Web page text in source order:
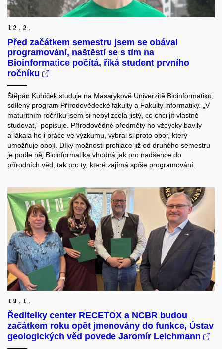
12. 2.
Před začátkem semestru jsem se obával
programování, naštěstí se s tím na
Bioinformatice počítá, říká student prvního
ročníku
Štěpán Kubíček studuje na Masarykově Univerzitě Bioinformatiku,
sdílený program Přírodovědecké fakulty a Fakulty informatiky. „V
maturitním ročníku jsem si nebyl zcela jistý, co chci jít vlastně
studovat,” popisuje. Přírodovědné předměty ho vždycky bavily
a lákala ho i práce ve výzkumu, vybral si proto obor, který
umožňuje obojí. Díky možnosti profilace již od druhého semestru
je podle něj Bioinformatika vhodná jak pro nadšence do
přírodních věd, tak pro ty, které zajímá spíše programování.
19. 1.
Ředitelky center RECETOX a NCBR budou
začátkem roku opět jmenovány do funkce, Ústav
geologických věd povede Jaromír Leichmann